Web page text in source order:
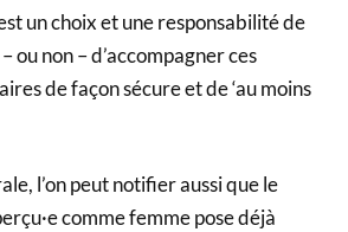
un choix et une responsabilité de
ou non – d’accompagner ces
de façon sécure et de ‘au moins
l’on peut notifier aussi que le
comme femme pose déjà